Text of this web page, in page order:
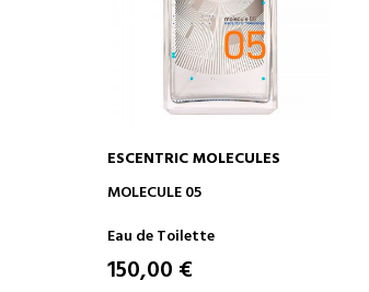
AJOUTER AU PANIER
ESCENTRIC MOLECULES
MOLECULE 05
Eau de Toilette
150,00 €